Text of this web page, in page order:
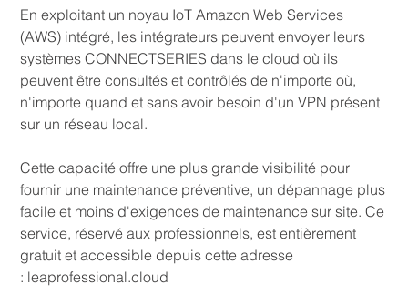
En exploitant un noyau IoT Amazon Web Services
(AWS) intégré, les intégrateurs peuvent envoyer leurs
systèmes CONNECTSERIES dans le cloud où ils
peuvent être consultés et contrôlés de n'importe où,
n'importe quand et sans avoir besoin d'un VPN présent
sur un réseau local.
Cette capacité offre une plus grande visibilité pour
fournir une maintenance préventive, un dépannage plus
facile et moins d'exigences de maintenance sur site. Ce
service, réservé aux professionnels, est entièrement
gratuit et accessible depuis cette adresse
: leaprofessional.cloud